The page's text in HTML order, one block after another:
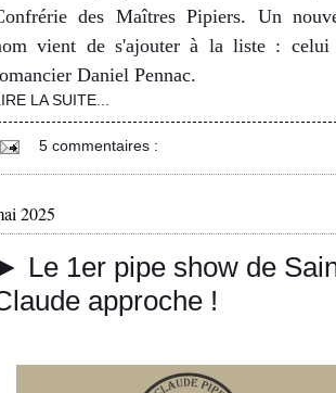
des Maîtres Pipiers. Un
vient de s'ajouter à la liste : celui
Daniel Pennac.
LA SUITE...
5 commentaires :
2025
Le 1er pipe show de
approche !